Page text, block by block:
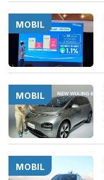
MOBIL
MOBIL
MOBIL